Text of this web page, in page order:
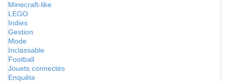
Minecraft-like
LEGO
Indies
Gestion
Mode
Inclassable
Football
Jouets connectés
Enquête